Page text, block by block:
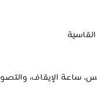
ساعة الإيقاف،